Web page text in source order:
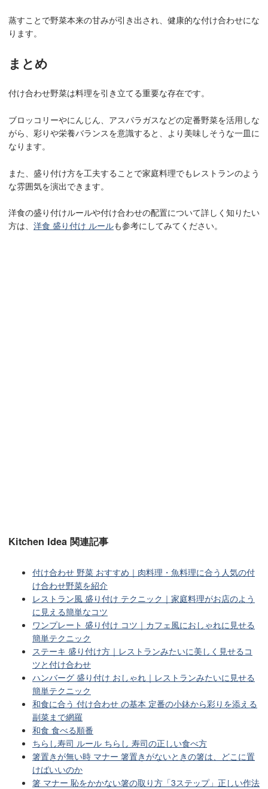
蒸すことで野菜本来の甘みが引き出され、健康的な付け合わせにな
ります。
まとめ
付け合わせ野菜は料理を引き立てる重要な存在です。
ブロッコリーやにんじん、アスパラガスなどの定番野菜を活用しな
がら、彩りや栄養バランスを意識すると、より美味しそうな一皿に
なります。
また、盛り付け方を工夫することで家庭料理でもレストランのよう
な雰囲気を演出できます。
洋食の盛り付けルールや付け合わせの配置について詳しく知りたい
方は、 洋食 盛り付け ルールも参考にしてみてください。
Kitchen Idea 関連記事
付け合わせ 野菜 おすすめ｜肉料理・魚料理に合う人気の付
け合わせ野菜を紹介
レストラン風 盛り付け テクニック｜家庭料理がお店のよう
に見える簡単なコツ
ワンプレート 盛り付け コツ｜カフェ風におしゃれに見せる
簡単テクニック
ステーキ 盛り付け方｜レストランみたいに美しく見せるコ
ツと付け合わせ
ハンバーグ 盛り付け おしゃれ｜レストランみたいに見せる
簡単テクニック
和食に合う 付け合わせ の基本 定番の小鉢から彩りを添える
副菜まで網羅
和食 食べる順番
ちらし寿司 ルール ちらし 寿司の正しい食べ方
箸置きが無い時 マナー 箸置きがないときの箸は、どこに置
けばいいのか
箸 マナー 恥をかかない箸の取り方「3ステップ」正しい作法